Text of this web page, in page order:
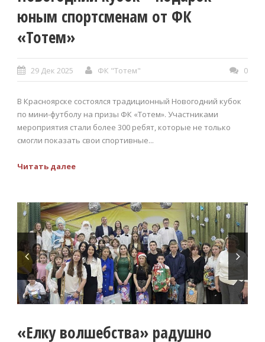
юным спортсменам от ФК
«Тотем»
29 Дек 2025 ФК "Тотем" 0
В Красноярске состоялся традиционный Новогодний кубок
по мини-футболу на призы ФК «Тотем». Участниками
мероприятия стали более 300 ребят, которые не только
смогли показать свои спортивные...
Читать далее
«Елку волшебства» радушно